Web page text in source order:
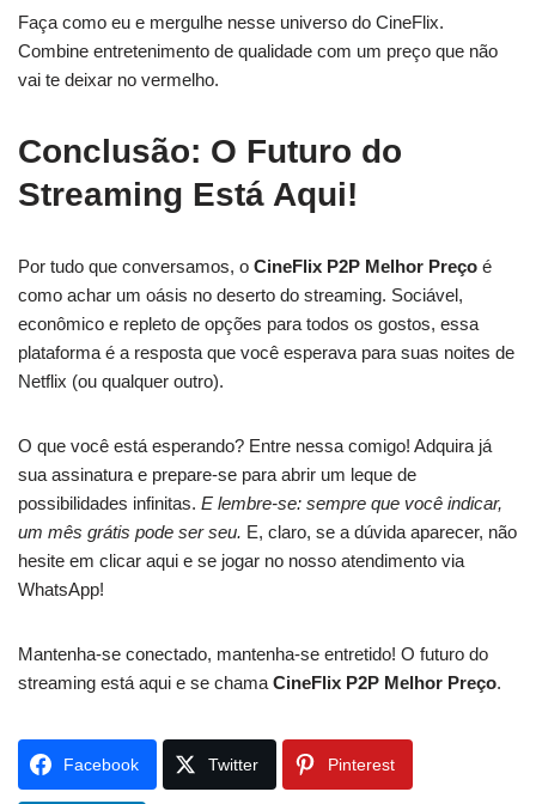
Faça como eu e mergulhe nesse universo do CineFlix.
Combine entretenimento de qualidade com um preço que não
vai te deixar no vermelho.
Conclusão: O Futuro do
Streaming Está Aqui!
Por tudo que conversamos, o CineFlix P2P Melhor Preço é
como achar um oásis no deserto do streaming. Sociável,
econômico e repleto de opções para todos os gostos, essa
plataforma é a resposta que você esperava para suas noites de
Netflix (ou qualquer outro).
O que você está esperando? Entre nessa comigo! Adquira já
sua assinatura e prepare-se para abrir um leque de
possibilidades infinitas. E lembre-se: sempre que você indicar,
um mês grátis pode ser seu. E, claro, se a dúvida aparecer, não
hesite em clicar aqui e se jogar no nosso atendimento via
WhatsApp!
Mantenha-se conectado, mantenha-se entretido! O futuro do
streaming está aqui e se chama CineFlix P2P Melhor Preço.
Facebook Twitter Pinterest